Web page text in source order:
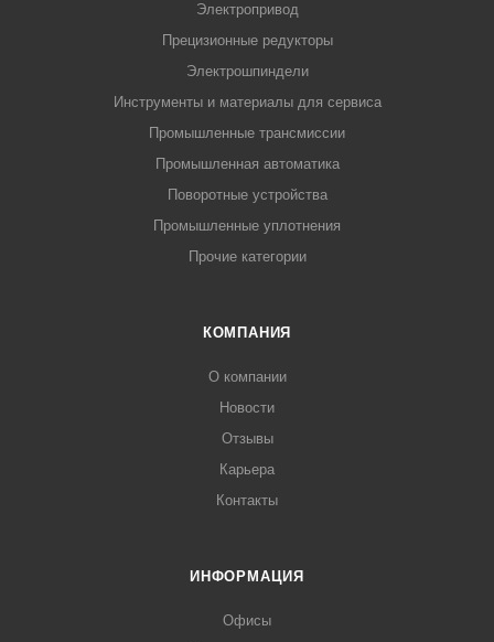
Электропривод
Прецизионные редукторы
Электрошпиндели
Инструменты и материалы для сервиса
Промышленные трансмиссии
Промышленная автоматика
Поворотные устройства
Промышленные уплотнения
Прочие категории
КОМПАНИЯ
О компании
Новости
Отзывы
Карьера
Контакты
ИНФОРМАЦИЯ
Офисы